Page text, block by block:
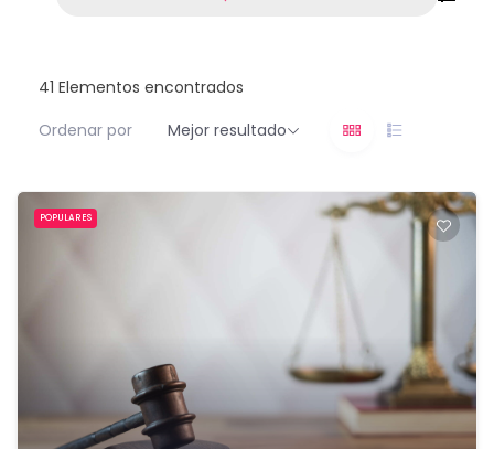
41 Elementos encontrados
Ordenar por
Mejor resultado
POPULARES